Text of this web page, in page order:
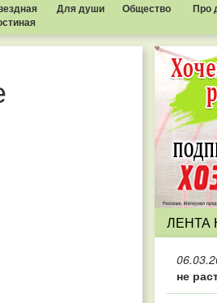
Для души Общество Про
ЛЕНТА
не